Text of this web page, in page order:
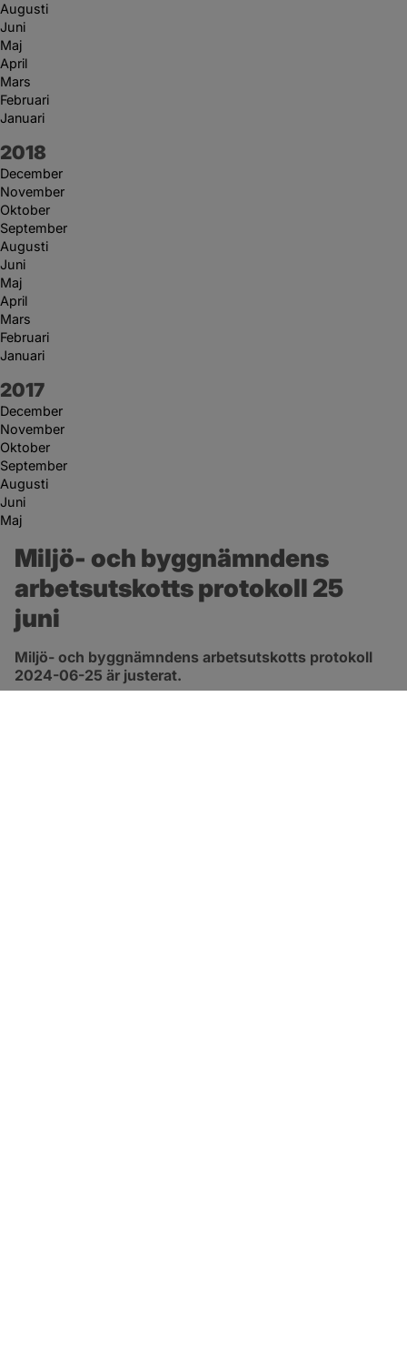
Augusti
Juni
Maj
April
Mars
Februari
Januari
År:
2018
December
November
Oktober
September
Augusti
Juni
Maj
April
Mars
Februari
Januari
År:
2017
December
November
Oktober
September
Augusti
Juni
Maj
Miljö- och byggnämndens
arbetsutskotts protokoll 25
juni
Miljö- och byggnämndens arbetsutskotts protokoll
2024-06-25 är justerat.